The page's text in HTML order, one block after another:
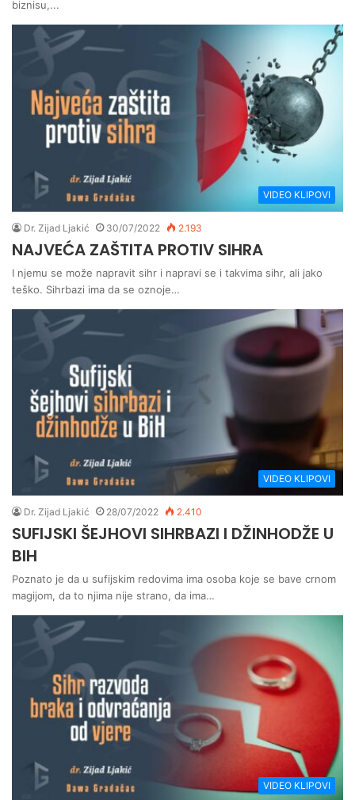
biznisu,...
VIDEO KLIPOVI
Dr. Zijad Ljakić 30/07/2022 2.193
NAJVEĆA ZAŠTITA PROTIV SIHRA
I njemu se može napravit sihr i napravi se i takvima sihr, ali jako
teško. Sihrbazi ima da se oznoje…
VIDEO KLIPOVI
Dr. Zijad Ljakić 28/07/2022 2.410
SUFIJSKI ŠEJHOVI SIHRBAZI I DŽINHODŽE U
BIH
Poznato je da u sufijskim redovima ima osoba koje se bave crnom
magijom, da to njima nije strano, da ima…
VIDEO KLIPOVI